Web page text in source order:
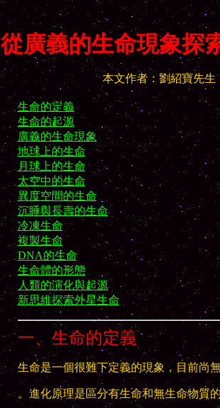
從廣義的生命現象探
本文作者：劉紹寶先生
生命的定義
生命的起源
廣義的生命現象
地球上的生命
月球上的生命
太空中的生命
異度空間的生命
沉睡與長壽的生命
冷凍生命
複製生命
DNA的生命
生命體的形態
人類的演化與起源
新思維探索外星生命
一、生命的定義
生命是一個很難下定義的現象，目前尚
。進化原理是區分有生命和無生命物質